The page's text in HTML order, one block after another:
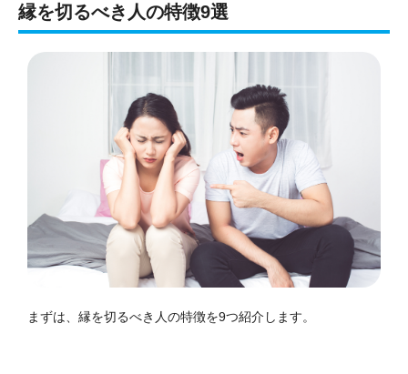
縁を切るべき人の特徴9選
まずは、縁を切るべき人の特徴を9つ紹介します。